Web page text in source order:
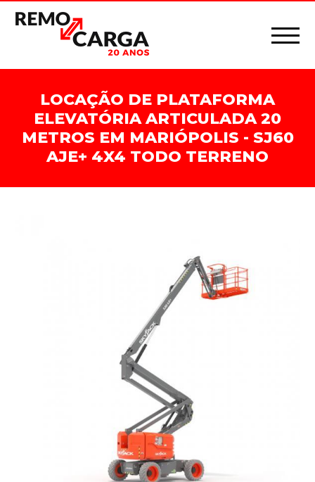
LOCAÇÃO DE PLATAFORMA
ELEVATÓRIA ARTICULADA 20
METROS EM MARIÓPOLIS - SJ60
AJE+ 4X4 TODO TERRENO